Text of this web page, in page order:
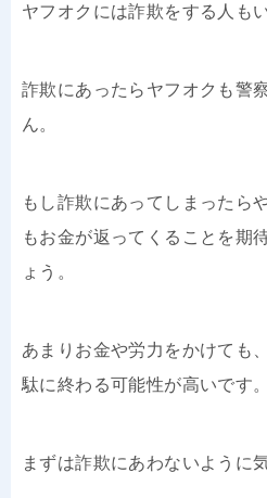
ヤフオクには詐欺をする人も
詐欺にあったらヤフオクも警
ん。
もし詐欺にあってしまったら
もお金が返ってくることを期
ょう。
あまりお金や労力をかけても
駄に終わる可能性が高いです。
まずは詐欺にあわないように